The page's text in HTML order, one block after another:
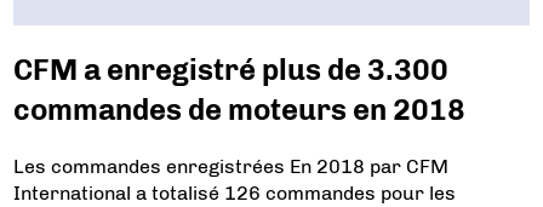
CFM a enregistré plus de 3.300
commandes de moteurs en 2018
Les commandes enregistrées En 2018 par CFM
International a totalisé 126 commandes pour les